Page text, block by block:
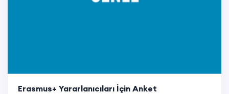
Erasmus+ Yararlanıcıları İçin Anket